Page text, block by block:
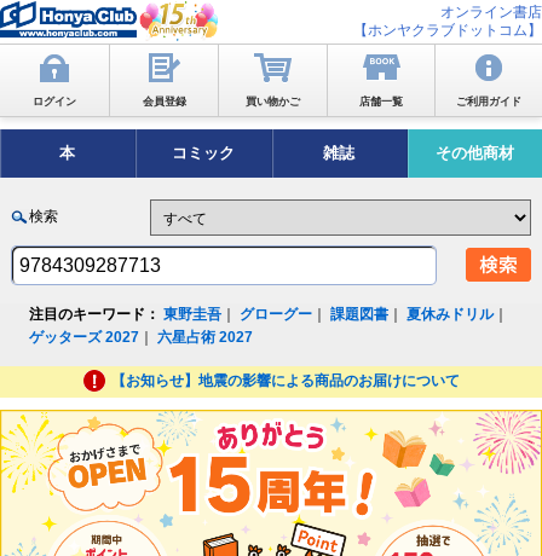
オンライン書店
【ホンヤクラブドットコム】
ログイン 会員登録 買い物かご 店舗一覧 ご利用ガイド
本 コミック 雑誌 その他商材
検索
注目のキーワード： 東野圭吾 グローグー ｜課題図書 ｜夏休みドリル｜
ゲッターズ 2027 ｜六星占術 2027
【お知らせ】地震の影響による商品のお届けについて